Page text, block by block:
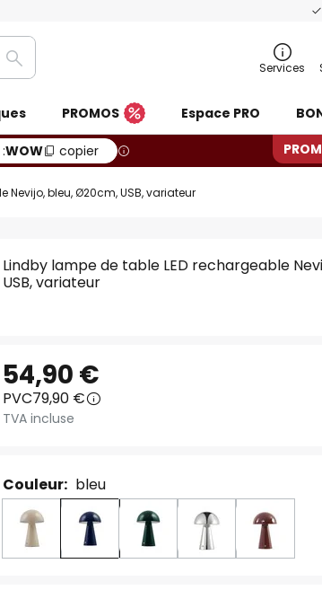
Rechercher Services
PROMOS Espace PRO
WOW copier
Nevijo, bleu, Ø20cm, USB, variateur
Lindby lampe de table LED rechargeable
USB, variateur
54,90 €
PVC79,90 €
TVA incluse
Couleur: bleu